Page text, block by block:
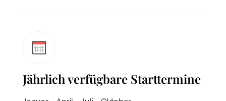
Jährlich verfügbare Starttermine